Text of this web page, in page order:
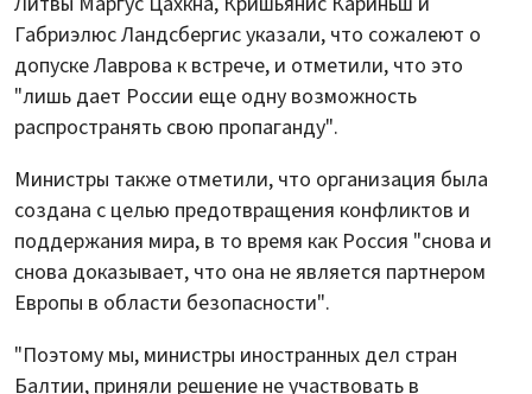
Габриэлюс Ландсбергис указали, что сожалеют о
допуске Лаврова к встрече, и отметили, что это
"лишь дает России еще одну возможность
распространять свою пропаганду".
Министры также отметили, что организация была
создана с целью предотвращения конфликтов и
поддержания мира, в то время как Россия "снова и
снова доказывает, что она не является партнером
Европы в области безопасности".
"Поэтому мы, министры иностранных дел стран
Балтии, приняли решение не участвовать в